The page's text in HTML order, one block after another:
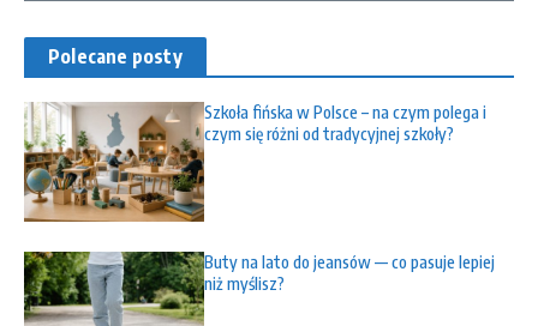
Polecane posty
Szkoła fińska w Polsce – na czym polega i
czym się różni od tradycyjnej szkoły?
Buty na lato do jeansów — co pasuje lepiej
niż myślisz?